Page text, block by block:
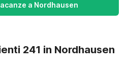
a Nordhausen
241 in Nordhausen